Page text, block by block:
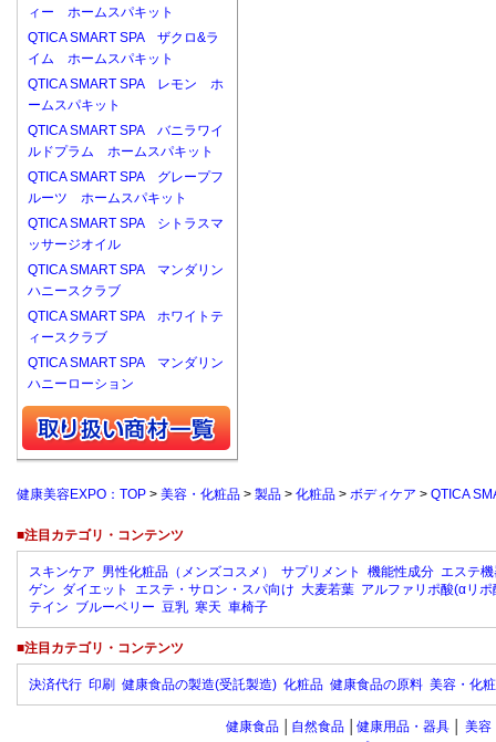
ィー ホームスパキット
QTICA SMART SPA ザクロ&ラ
イム ホームスパキット
QTICA SMART SPA レモン ホ
ームスパキット
QTICA SMART SPA バニラワイ
ルドプラム ホームスパキット
QTICA SMART SPA グレープフ
ルーツ ホームスパキット
QTICA SMART SPA シトラスマ
ッサージオイル
QTICA SMART SPA マンダリン
ハニースクラブ
QTICA SMART SPA ホワイトテ
ィースクラブ
QTICA SMART SPA マンダリン
ハニーローション
健康美容EXPO：TOP > 美容・化粧品 > 製品 > 化粧品 > ボディケア > QTICA
■注目カテゴリ・コンテンツ
スキンケア 男性化粧品（メンズコスメ） サプリメント 機能性成分 エステ
ゲン ダイエット エステ・サロン・スパ向け 大麦若葉 アルファリポ酸(αリポ
テイン ブルーベリー 豆乳 寒天 車椅子
■注目カテゴリ・コンテンツ
決済代行 印刷 健康食品の製造(受託製造) 化粧品 健康食品の原料 美容・化
健康食品 自然食品 健康用品・器具 美容